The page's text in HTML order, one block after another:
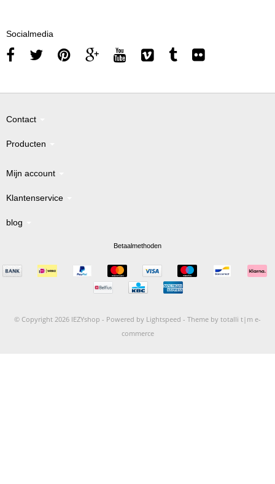
Socialmedia
Contact
Producten
Mijn account
Klantenservice
blog
Betaalmethoden
© Copyright 2026 IEZYshop - Powered by Lightspeed - Theme by totalli t|m e-
commerce